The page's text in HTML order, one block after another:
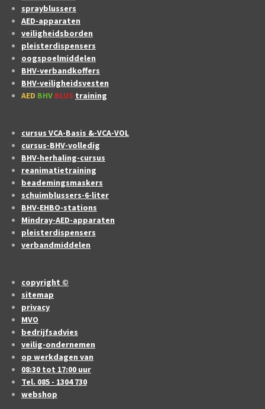
sprayblussers
AED-apparaten
veiligheidsborden
pleisterdispensers
oogspoelmiddelen
BHV-verbandkoffers
BHV-veiligheidsvesten
AED BHV BLUS training
cursus VCA-Basis &-VCA-VOL
cursus-BHV-volledig
BHV-herhaling-cursus
reanimatietraining
beademingsmaskers
schuimblussers-6-liter
BHV-EHBO-stations
Mindray-AED-apparaten
pleisterdispensers
verbandmiddelen
copyright ©
sitemap
privacy
MVO
bedrijfsadvies
veilig-ondernemen
op werkdagen van
08:30 tot 17:00 uur
Tel. 085 - 1304 730
webshop